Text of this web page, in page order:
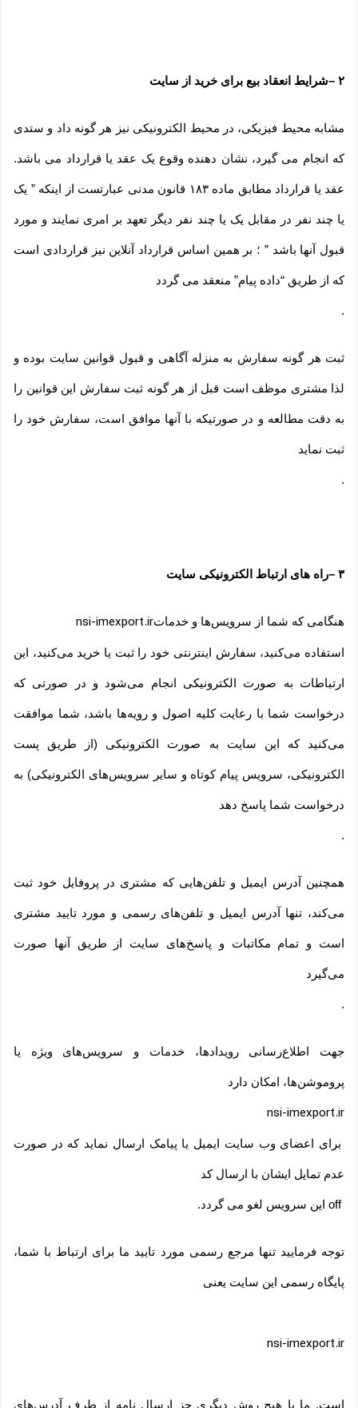
۲ –شرایط انعقاد بیع برای خرید از سایت
مشابه محیط فیزیکی، در محیط الکترونیکی نیز هر گونه داد و ستدی
که انجام می گیرد، نشان دهنده وقوع یک عقد یا قرارداد می باشد.
عقد یا قرارداد مطابق ماده ۱۸۳ قانون مدنی عبارتست از اینکه ” یک
یا چند نفر در مقابل یک یا چند نفر دیگر تعهد بر امری نمایند و مورد
قبول آنها باشد ” ؛ بر همین اساس قرارداد آنلاین نیز قراردادی است
که از طریق “داده پیام” منعقد می گردد
.
ثبت هر گونه سفارش به منزله آگاهی و قبول قوانین سایت بوده و
لذا مشتری موظف است قبل از هر گونه ثبت سفارش این قوانین را
به دقت مطالعه و در صورتیکه با آنها موافق است، سفارش خود را
ثبت نماید
.
۳ –راه های ارتباط الکترونیکی سایت
هنگامی که شما از سرویس‌‏ها و خدماتnsi-imexport.ir
استفاده می‏‌کنید، سفارش اینترنتی خود را ثبت یا خرید می‏‌کنید، این
ارتباطات به صورت الکترونیکی انجام می‏‌شود و در صورتی که
درخواست شما با رعایت کلیه اصول و رویه‏‌ها باشد، شما موافقت
می‌‏کنید که این سایت به صورت الکترونیکی (از طریق پست
الکترونیکی، سرویس پیام کوتاه و سایر سرویس‌های الکترونیکی) به
درخواست شما پاسخ دهد
.
همچنین آدرس ایمیل و تلفن‌هایی که مشتری در پروفایل خود ثبت
می‌کند، تنها آدرس ایمیل و تلفن‌های رسمی و مورد تایید مشتری
است و تمام مکاتبات و پاسخ‌های سایت از طریق آنها صورت
می‌گیرد
.
جهت اطلاع‌رسانی رویدادها، خدمات و سرویس‌های ویژه یا
پروموشن‌ها، امکان دارد
nsi-imexport.ir
برای اعضای وب سایت ایمیل یا پیامک ارسال نماید که در صورت
عدم تمایل ایشان با ارسال کد
off این سرویس لغو می گردد.
توجه فرمایید تنها مرجع رسمی مورد تایید ما برای ارتباط با شما،
پایگاه رسمی این سایت یعنی
nsi-imexport.ir
است. ما با هیچ روش دیگری جز ارسال نامه از طرف آدرس‏‌های